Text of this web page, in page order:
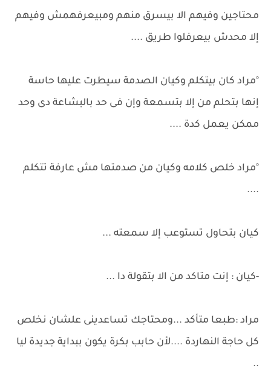
محتاجين وفيهم الا بيسرق منهم ومبيعرفهمش وفيهم
إلا محدش بيعرفلوا طريق ....
°مراد كان بيتكلم وكيان الصدمة سيطرت عليها حاسة
إنها بتحلم من إلا بتسمعة وإن فى حد بالبشاعة دى وحد
ممكن يعمل كدة ....
°مراد خلص كلامه وكيان من صدمتها مش عارفة تتكلم
....
كيان بتحاول تستوعب إلا سمعته ...
-كيان : إنت متاكد من الا بتقولة دا ...
مراد :طبعا متأكد ...ومحتاجك تساعدينى علشان نخلص
كل حاجة النهاردة ....لأن حابب بكرة يكون ببداية جديدة ليا
..